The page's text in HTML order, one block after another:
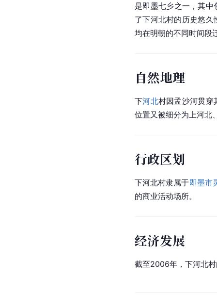
是即墨七乡之一，其中
了下河北村的历史悠
均在明朝的不同时间段
自然地理
下河北村因孟沙河贯穿
位置又被细分为上河北
行政区划
下河北村隶属于即墨市
的商业活动场所。
经济发展
截至2006年，下河北